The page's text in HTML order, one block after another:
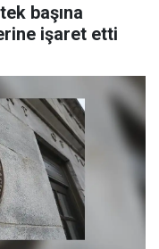
başına
işaret etti